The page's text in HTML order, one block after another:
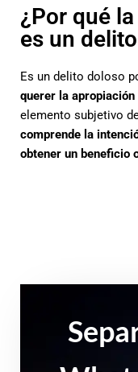
¿Por qué
es un
Es un delito doloso
querer la apropiación
elemento subjetivo
comprende la
obtener un beneficio